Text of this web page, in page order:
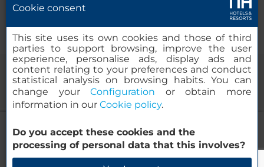
NH Tenerife
© 2000-2026 MINOR HOTELS EUROPE & AMERICAS Santa Engracia
120. 28003 Madrid, Spanje
Cookie consent
This site uses its own cookies and those of third
parties to support browsing, improve the user
experience, personalise ads, display ads and
content relating to your preferences and conduct
statistical analysis on browsing habits. You can
change yourConfiguration or obtain more
information in our Cookie policy.
Do you accept these cookies and the
processing of personal data that this involves?